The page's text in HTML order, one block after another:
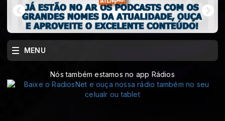
MENU
Nós também estamos no app Rádios